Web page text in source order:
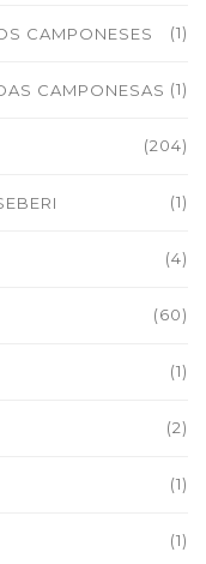
CAMPONESES (1)
CAMPONESAS (1)
(204)
(1)
(4)
(60)
(1)
(2)
(1)
(1)